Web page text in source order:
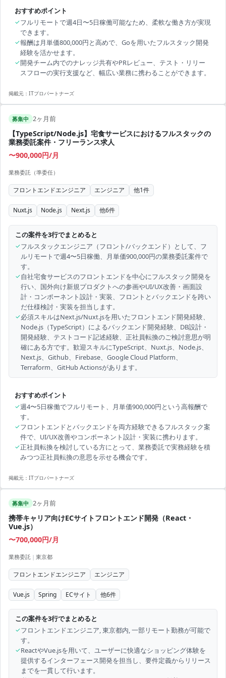
おすすめポイント
✓フルリモートで週4日〜5日稼働可能なため、柔軟な働き方が実現
できます。
✓報酬は月単価800,000円と高めで、Goを用いたフルスタック開発
経験を活かせます。
✓開発チーム内でのナレッジ共有やPRレビュー、テスト・リリー
スフローの実行支援など、幅広い業務に携わることができます。
掲載元： ITプロパートナーズ
募集中 2ヶ月前
【TypeScript/Node.js】宅食サービスにおけるフルスタックの
業務委託案件・フリーランス求人
〜900,000円/月
業務委託（準委任）
フロントエンドエンジニア エンジニア 他1件
Nuxt.js Node.js Next.js 他6件
この案件を3行でまとめると
✓フルスタックエンジニア（フロント/バックエンド）として、フ
ルリモートで週4〜5日稼働、月単価900,000円の業務委託案件で
す。
✓自社宅食サービスのフロントエンドを中心にフルスタック開発を
行い、国外向け新規プロダクトへの参画やUI/UX改善・画面設
計・コンポーネント設計・実装、フロントとバックエンドを跨い
だ仕様検討・実装を担当します。
✓必須スキルはNext.js/Nuxt.jsを用いたフロントエンド開発経験、
Node.js（TypeScript）によるバックエンド開発経験、DB設計・
開発経験、テストコード記述経験、正社員転換のご検討意思が明
確にある方です。歓迎スキルにTypeScript、Nuxt.js、Node.js、
Next.js、Github、Firebase、Google Cloud Platform、
Terraform、GitHub Actionsがあります。
おすすめポイント
✓週4〜5日稼働でフルリモート、月単価900,000円という高報酬で
す。
✓フロントエンドとバックエンドを両方経験できるフルスタック案
件で、UI/UX改善やコンポーネント設計・実装に携わります。
✓正社員転換を検討している方にとって、業務委託で実務経験を積
みつつ正社員転換の意思を示せる機会です。
掲載元： ITプロパートナーズ
募集中 2ヶ月前
携帯キャリア向けECサイトフロントエンド開発（React・
Vue.js）
〜700,000円/月
業務委託 | 東京都
フロントエンドエンジニア エンジニア
Vue.js Spring ECサイト 他6件
この案件を3行でまとめると
✓フロントエンドエンジニア, 東京都内, 一部リモート勤務が可能で
す。
✓ReactやVue.jsを用いて、ユーザーに快適なショッピング体験を
提供するインターフェース開発を担当し、要件定義からリリース
までを一貫して行います。